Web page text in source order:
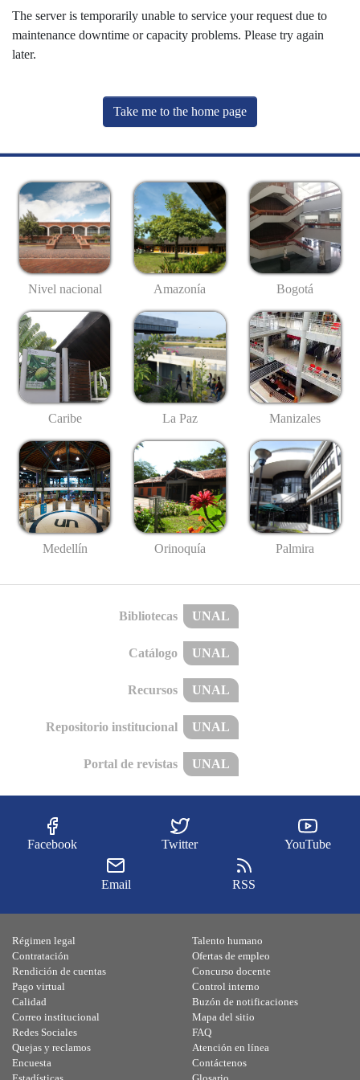
The server is temporarily unable to service your request due to
maintenance downtime or capacity problems. Please try again
later.
Take me to the home page
Nivel nacional Amazonía Bogotá
Caribe La Paz Manizales
Medellín Orinoquía Palmira
Bibliotecas UNAL
Catálogo UNAL
Recursos UNAL
Repositorio institucional UNAL
Portal de revistas UNAL
Facebook Twitter YouTube
Email RSS
Régimen legal
Contratación
Rendición de cuentas
Pago virtual
Calidad
Talento humano
Ofertas de empleo
Concurso docente
Control interno
Buzón de notificaciones
Correo institucional
Redes Sociales
Quejas y reclamos
Encuesta
Mapa del sitio
FAQ
Atención en línea
Contáctenos